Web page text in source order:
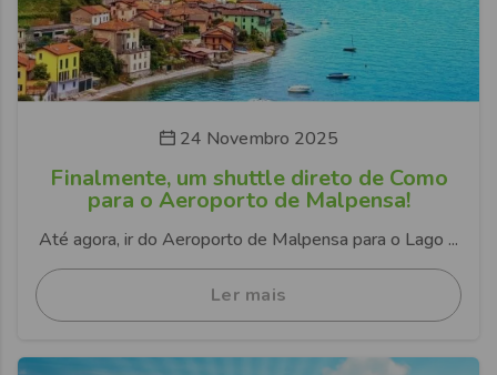
24 Novembro 2025
Finalmente, um shuttle direto de Como
para o Aeroporto de Malpensa!
Até agora, ir do Aeroporto de Malpensa para o Lago ...
Ler mais